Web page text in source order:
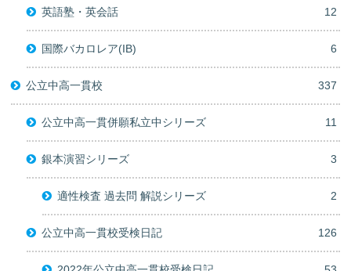
英語塾・英会話 12
国際バカロレア(IB) 6
公立中高一貫校 337
公立中高一貫併願私立中シリーズ 11
銀本演習シリーズ 3
適性検査 過去問 解説シリーズ 2
公立中高一貫校受検日記 126